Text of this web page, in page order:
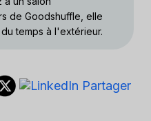
de Goodshuffle, elle
temps à l'extérieur.